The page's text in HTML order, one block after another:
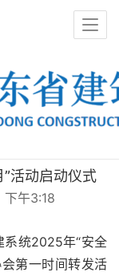
活动启动仪式
午3:18
第一时间转发活